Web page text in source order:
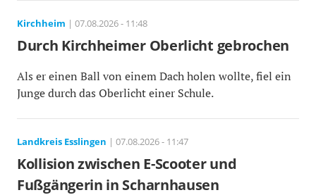
Kirchheim | 07.08.2026 - 11:48
Durch Kirchheimer Oberlicht gebrochen
Als er einen Ball von einem Dach holen wollte, fiel ein
Junge durch das Oberlicht einer Schule.
Landkreis Esslingen | 07.08.2026 - 11:47
Kollision zwischen E-Scooter und
Fußgängerin in Scharnhausen